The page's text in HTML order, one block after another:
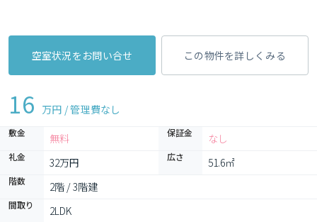
空室状況をお問い合せ この物件を詳しくみる
16 万円 / 管理費なし
敷金 無料 保証金 なし
礼金 32万円 広さ 51.6㎡
階数 2階 / 3階建
間取り 2LDK